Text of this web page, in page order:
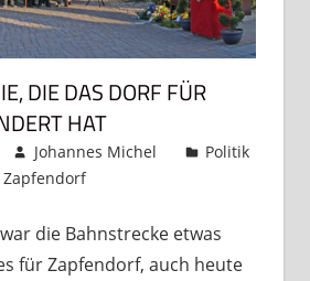
DIE DAS DORF FÜR
HAT
Johannes Michel
Politik
Zapfendorf
die Bahnstrecke etwas
für Zapfendorf, auch heute